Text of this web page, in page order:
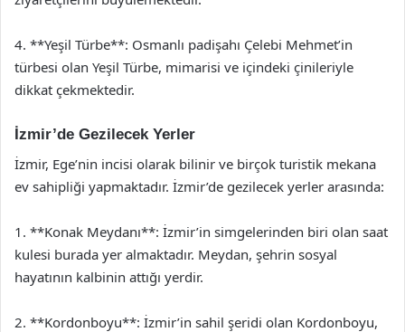
4. **Yeşil Türbe**: Osmanlı padişahı Çelebi Mehmet’in
türbesi olan Yeşil Türbe, mimarisi ve içindeki çinileriyle
dikkat çekmektedir.
İzmir’de Gezilecek Yerler
İzmir, Ege’nin incisi olarak bilinir ve birçok turistik mekana
ev sahipliği yapmaktadır. İzmir’de gezilecek yerler arasında:
1. **Konak Meydanı**: İzmir’in simgelerinden biri olan saat
kulesi burada yer almaktadır. Meydan, şehrin sosyal
hayatının kalbinin attığı yerdir.
2. **Kordonboyu**: İzmir’in sahil şeridi olan Kordonboyu,